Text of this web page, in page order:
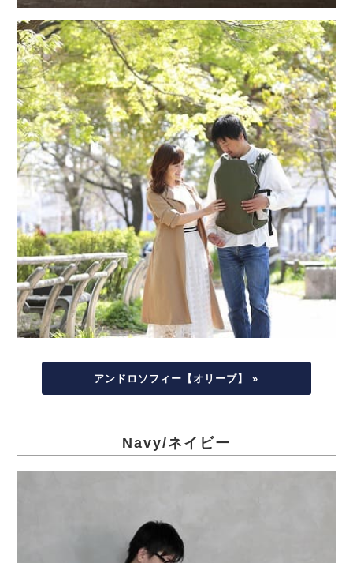
アンドロソフィー【オリーブ】 »
Navy/ネイビー